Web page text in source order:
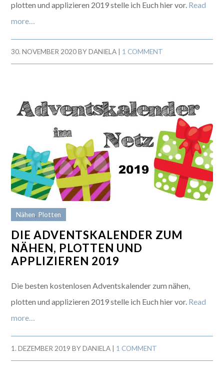
plotten und applizieren 2019 stelle ich Euch hier vor. Read
more…
30. NOVEMBER 2020BYDANIELA 1 COMMENT
Nähen, Plotten
DIE ADVENTSKALENDER ZUM
NÄHEN, PLOTTEN UND
APPLIZIEREN 2019
Die besten kostenlosen Adventskalender zum nähen,
plotten und applizieren 2019 stelle ich Euch hier vor. Read
more…
1. DEZEMBER 2019 BYDANIELA 1 COMMENT